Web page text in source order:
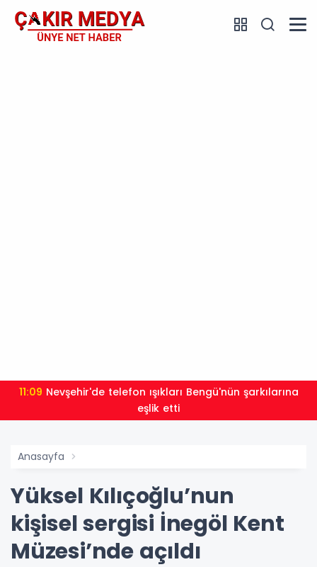
11:09
eşlik etti
Anasayfa
Yüksel Kılıçoğlu’nun
kişisel sergisi İnegöl Kent
Müzesi’nde açıldı